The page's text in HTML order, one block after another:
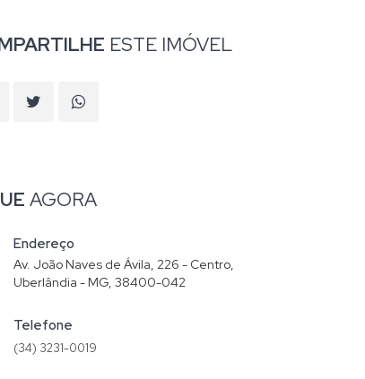
ESTE IMÓVEL
AGORA
Endereço
Av. João Naves de Ávila, 226 - Centro,
Uberlândia - MG, 38400-042
Telefone
(34) 3231-0019